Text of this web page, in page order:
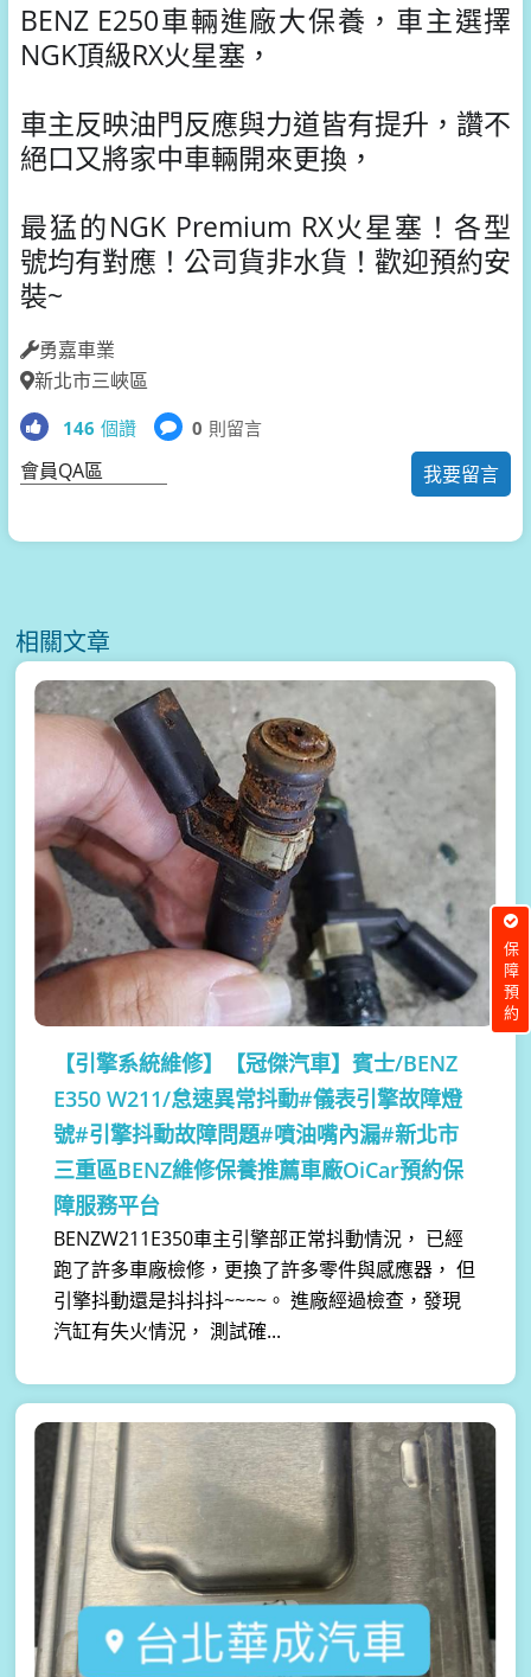
BENZ E250車輛進廠大保養，車主選擇
NGK頂級RX火星塞，
車主反映油門反應與力道皆有提升，讚不
絕口又將家中車輛開來更換，
最猛的NGK Premium RX火星塞！各型
號均有對應！公司貨非水貨！歡迎預約安
裝~
勇嘉車業
新北市三峽區
146 個讚 0 則留言
我要留言
會員QA區
相關文章
【引擎系統維修】
【冠傑汽車】賓士/BENZ
E350 W211/怠速異常抖動#儀表引擎故障燈
號#引擎抖動故障問題#噴油嘴內漏#新北市
三重區BENZ維修保養推薦車廠OiCar預約保
障服務平台
BENZW211E350車主引擎部正常抖動情況， 已經
跑了許多車廠檢修，更換了許多零件與感應器， 但
引擎抖動還是抖抖抖~~~~。 進廠經過檢查，發現
汽缸有失火情況， 測試確...
保障預約